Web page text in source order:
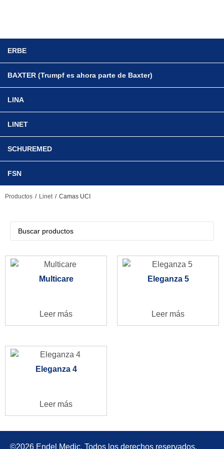
ERBE
BAXTER (Trumpf es ahora parte de Baxter)
LINA
LINET
SCHUREMED
FSN
Productos / Linet / Camas UCI
Multicare
Leer más
Eleganza 5
Leer más
Eleganza 4
Leer más
©2026 Endel Medic. Todos los derechos reservados.